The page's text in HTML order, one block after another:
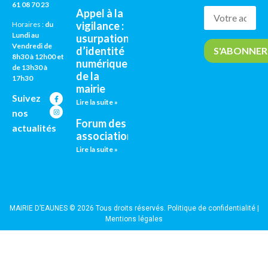
61 08 70 23
Horaires : du
Lundi au
Vendredi de
8h30 à 12h00 et
de 13h30 à
17h30
Suivez
nos
actualités
Appel à la
vigilance :
usurpation
d’identité
numérique
de la
mairie
Lire la suite »
Forum des
associations
Lire la suite »
MAIRIE D’EAUNES © 2026 Tous droits réservés. Politique de confidentialité|
Mentions légales